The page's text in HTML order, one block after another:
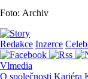
Foto: Archiv
Redakce Inzerce
Vlmedia
O společnosti Kariéra